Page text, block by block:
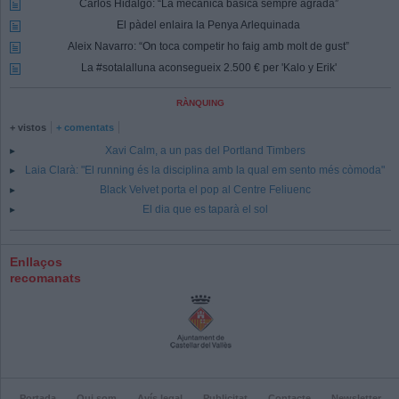
Carlos Hidalgo: “La mecànica bàsica sempre agrada”
El pàdel enlaira la Penya Arlequinada
Aleix Navarro: “On toca competir ho faig amb molt de gust”
La #sotalalluna aconsegueix 2.500 € per 'Kalo y Erik'
RÀNQUING
+ vistos + comentats
Xavi Calm, a un pas del Portland Timbers
Laia Clarà: "El running és la disciplina amb la qual em sento més còmoda"
Black Velvet porta el pop al Centre Feliuenc
El dia que es taparà el sol
Enllaços
recomanats